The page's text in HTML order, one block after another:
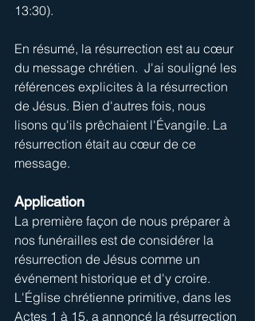
13:30).
En résumé, la résurrection est au cœur
du message chrétien.  J'ai souligné les
références explicites à la résurrection
de Jésus. Bien d'autres fois, nous
lisons qu'ils prêchaient l'Évangile. La
résurrection était au cœur de ce
message.
Application
La première façon de nous préparer à
nos funérailles est de considérer la
résurrection de Jésus comme un
événement historique et d'y croire.
L'Église chrétienne primitive, dans les
Actes 1 à 15, a annoncé la résurrection